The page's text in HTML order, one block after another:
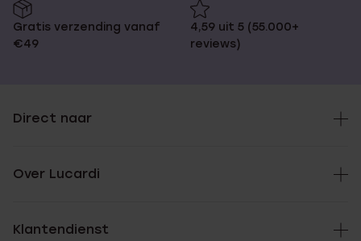
Gratis verzending vanaf
€49
4,59 uit 5 (55.000+
reviews)
Direct naar
Over Lucardi
Klantendienst